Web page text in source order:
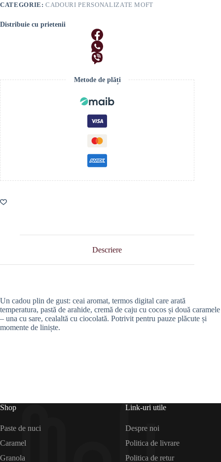
CATEGORIE:CADOURI PERSONALIZATE MOFT
Distribuie cu prietenii
Metode de plăți
Descriere
Un cadou plin de gust: ceai aromat, termos digital care arată
temperatura, pastă de arahide, cremă de caju cu cocos și două caramele
– una cu sare, cealaltă cu ciocolată. Potrivit pentru pauze plăcute și
momente de liniște.
Shop
Paste de nuci
Caramel
Granola
Link-uri utile
Despre noi
Politica de livrare
Politica de retur